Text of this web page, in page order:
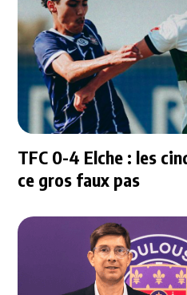
TFC 0-4 Elche : les
ce gros faux pas